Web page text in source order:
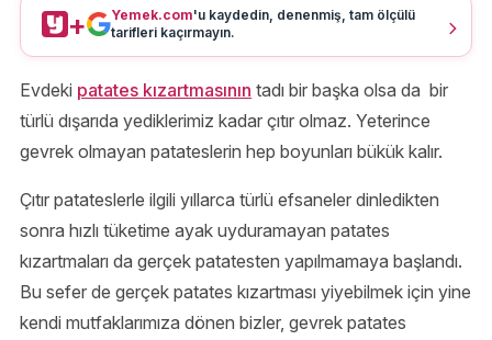
+ Yemek.com'u kaydedin, denenmiş, tam ölçülü
tarifleri kaçırmayın.
Evdeki patates kızartmasının tadı bir başka olsa da bir
türlü dışarıda yediklerimiz kadar çıtır olmaz. Yeterince
gevrek olmayan patateslerin hep boyunları bükük kalır.
Çıtır patateslerle ilgili yıllarca türlü efsaneler dinledikten
sonra hızlı tüketime ayak uyduramayan patates
kızartmaları da gerçek patatesten yapılmamaya başlandı.
Bu sefer de gerçek patates kızartması yiyebilmek için yine
kendi mutfaklarımıza dönen bizler, gevrek patates